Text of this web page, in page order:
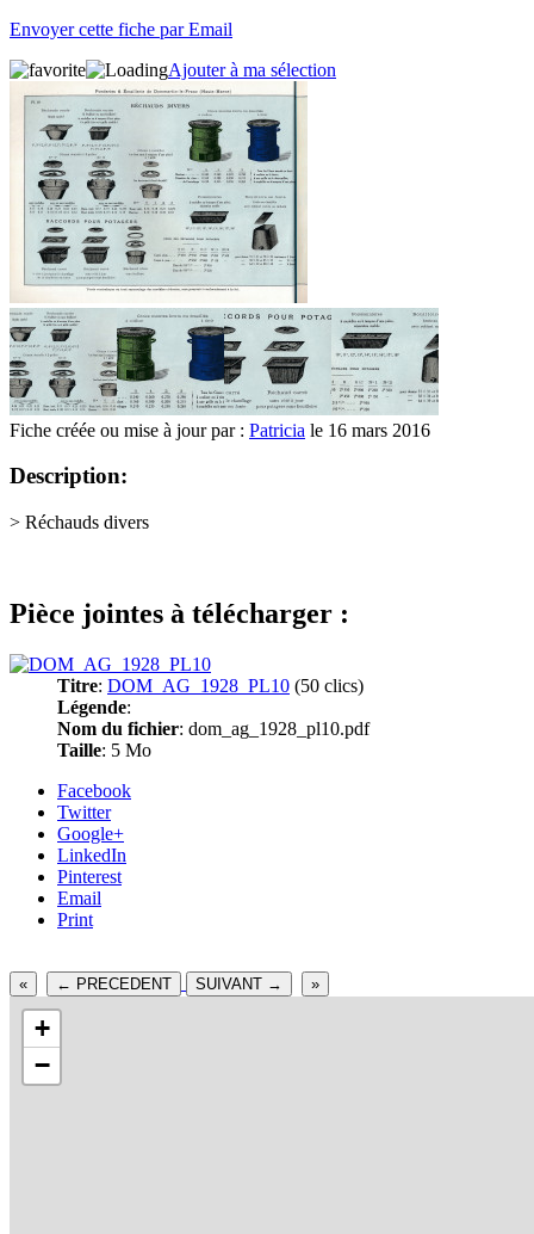
Envoyer cette fiche par Email
Ajouter à ma sélection
Fiche créée ou mise à jour par : Patricia le 16 mars 2016
Description:
> Réchauds divers
Pièce jointes à télécharger :
Titre: DOM_AG_1928_PL10 (50 clics)
Légende:
Nom du fichier: dom_ag_1928_pl10.pdf
Taille: 5 Mo
Facebook
Twitter
Google+
LinkedIn
Pinterest
Email
Print
« ← PRECEDENT SUIVANT → »
+
−